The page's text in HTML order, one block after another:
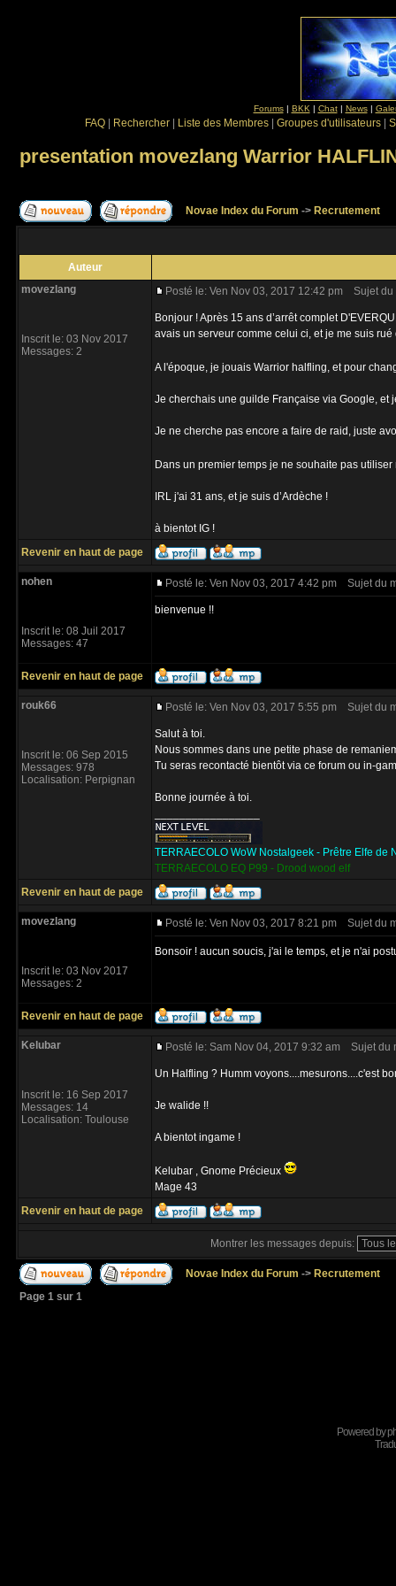
Forums| BKK | Chat| News|
FAQ Rechercher Liste des Membres Groupes d'utilisateurs
presentation movezlang Warrior
Novae Index du Forum -> Recrutement
Auteur
movezlang
Inscrit le: 03 Nov 2017
Messages: 2
Posté le: Ven Nov 03, 2017 12:42 pm Sujet du
Bonjour ! Après 15 ans d’arrêt complet
avais un serveur comme celui ci, et je me suis rué
A l'époque, je jouais Warrior halfling, et pour
Je cherchais une guilde Française via Google, et
Je ne cherche pas encore a faire de raid, juste
Dans un premier temps je ne souhaite pas
IRL j'ai 31 ans, et je suis d’Ardèche !
à bientot IG !
Revenir en haut de page
nohen
Inscrit le: 08 Juil 2017
Messages: 47
Posté le: Ven Nov 03, 2017 4:42 pm Sujet du
bienvenue !!
Revenir en haut de page
rouk66
Inscrit le: 06 Sep 2015
Messages: 978
Localisation: Perpignan
Posté le: Ven Nov 03, 2017 5:55 pm Sujet du
Salut à toi.
Nous sommes dans une petite phase de
Tu seras recontacté bientôt via ce forum ou in-
Bonne journée à toi.
TERRAECOLO WoW Nostalgeek - Prêtre Elfe de
TERRAECOLO EQ P99 - Drood wood elf
Revenir en haut de page
movezlang
Inscrit le: 03 Nov 2017
Messages: 2
Posté le: Ven Nov 03, 2017 8:21 pm Sujet du
Bonsoir ! aucun soucis, j'ai le temps, et je n'ai
Revenir en haut de page
Kelubar
Inscrit le: 16 Sep 2017
Messages: 14
Localisation: Toulouse
Posté le: Sam Nov 04, 2017 9:32 am Sujet du
Un Halfling ? Humm voyons....mesurons....c'est
Je walide !!
A bientot ingame !
Kelubar , Gnome Précieux
Mage 43
Revenir en haut de page
Montrer les messages depuis:
Novae Index du Forum -> Recrutement
Page 1 sur 1
Powered by